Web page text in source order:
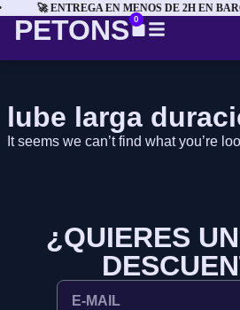
🚀 ENTREGA EN MENOS DE 2H EN
PETONS 0
lube larga
It seems we can’t find what you’re
¿QUIERES